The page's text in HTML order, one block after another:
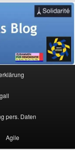
pers. Daten
Agile